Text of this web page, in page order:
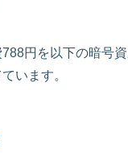
円を以下の暗号
います。